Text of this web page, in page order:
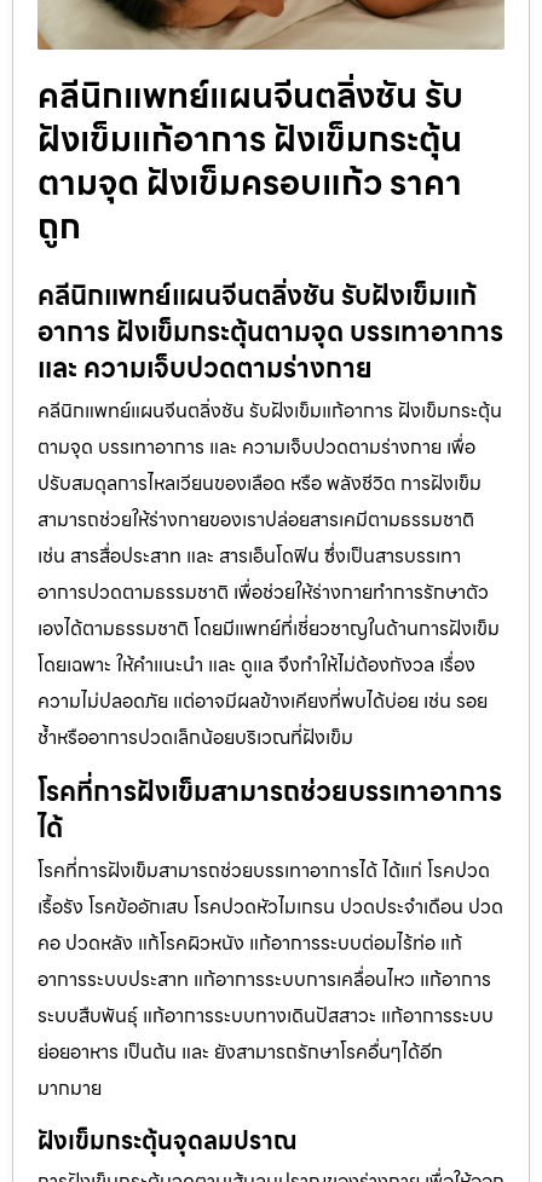
คลีนิกแพทย์แผนจีนตลิ่งชัน รับ
ฝังเข็มแก้อาการ ฝังเข็มกระตุ้น
ตามจุด ฝังเข็มครอบแก้ว ราคา
ถูก
คลีนิกแพทย์แผนจีนตลิ่งชัน รับฝังเข็มแก้
อาการ ฝังเข็มกระตุ้นตามจุด บรรเทาอาการ
และ ความเจ็บปวดตามร่างกาย
คลีนิกแพทย์แผนจีนตลิ่งชัน รับฝังเข็มแก้อาการ ฝังเข็มกระตุ้น
ตามจุด บรรเทาอาการ และ ความเจ็บปวดตามร่างกาย เพื่อ
ปรับสมดุลการไหลเวียนของเลือด หรือ พลังชีวิต การฝังเข็ม
สามารถช่วยให้ร่างกายของเราปล่อยสารเคมีตามธรรมชาติ
เช่น สารสื่อประสาท และ สารเอ็นโดฟิน ซึ่งเป็นสารบรรเทา
อาการปวดตามธรรมชาติ เพื่อช่วยให้ร่างกายทำการรักษาตัว
เองได้ตามธรรมชาติ โดยมีแพทย์ที่เชี่ยวชาญในด้านการฝังเข็ม
โดยเฉพาะ ให้คำแนะนำ และ ดูแล จึงทำให้ไม่ต้องกังวล เรื่อง
ความไม่ปลอดภัย แต่อาจมีผลข้างเคียงที่พบได้บ่อย เช่น รอย
ช้ำหรืออาการปวดเล็กน้อยบริเวณที่ฝังเข็ม
โรคที่การฝังเข็มสามารถช่วยบรรเทาอาการ
ได้
โรคที่การฝังเข็มสามารถช่วยบรรเทาอาการได้ ได้แก่ โรคปวด
เรื้อรัง โรคข้ออักเสบ โรคปวดหัวไมเกรน ปวดประจําเดือน ปวด
คอ ปวดหลัง แก้โรคผิวหนัง แก้อาการระบบต่อมไร้ท่อ แก้
อาการระบบประสาท แก้อาการระบบการเคลื่อนไหว แก้อาการ
ระบบสืบพันธุ์ แก้อาการระบบทางเดินปัสสาวะ แก้อาการระบบ
ย่อยอาหาร เป็นต้น และ ยังสามารถรักษาโรคอื่นๆได้อีก
มากมาย
ฝังเข็มกระตุ้นจุดลมปราณ